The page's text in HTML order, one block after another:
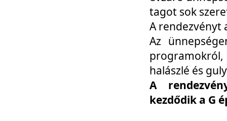
tagot sok
A rendezvényt
Az
halászlé és
A
kezdődik a G